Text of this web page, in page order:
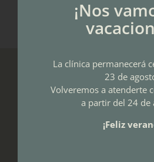
Dent Al es una clínica dental en
en un ambiente relajado.
¡Nos
La clínica permanecerá
23 de
Volveremos a atenderte
a partir del 24 de
¡Feliz